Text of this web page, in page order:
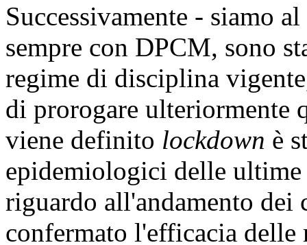
Successivamente - siamo
sempre con DPCM, sono
regime di disciplina
di prorogare ulteriormente
viene definito lockdown è
epidemiologici delle
riguardo all'andamento dei
confermato l'efficacia delle